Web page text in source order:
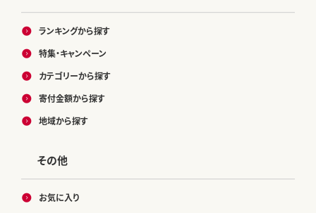
ランキングから探す
特集・キャンペーン
カテゴリーから探す
寄付金額から探す
地域から探す
その他
お気に入り